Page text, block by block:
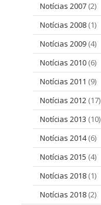
Notícias 2007 (2)
Notícias 2008 (1)
Notícias 2009 (4)
Notícias 2010 (6)
Notícias 2011 (9)
Notícias 2012 (17)
Notícias 2013 (10)
Notícias 2014(6)
Notícias 2015 (4)
Notícias 2018 (1)
Notícias 2018 (2)